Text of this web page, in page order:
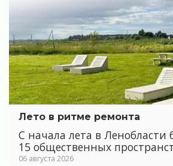
Лето в ритме ремонта
С начала лета в Ленобласти
15 общественных
06 августа 2026